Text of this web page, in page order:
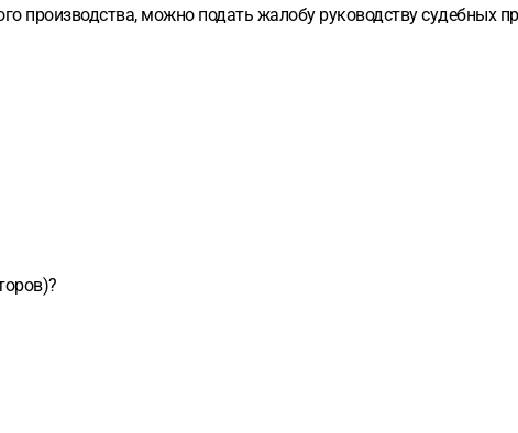
производства, можно подать жалобу руководству судебных